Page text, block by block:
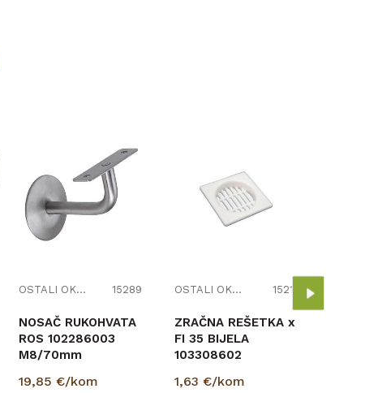
OSTALI OKOV - SITNICE 15289
NOSAČ RUKOHVATA
ROS 102286003
M8/70mm
19,85 €/kom
OSTALI OKOV - SITNICE 15211
ZRAČNA REŠETKA x
FI 35 BIJELA
103308602
1,63 €/kom